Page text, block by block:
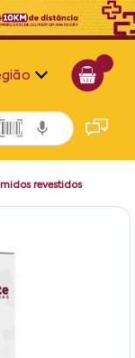
Alagoas
Bahia
revestidos